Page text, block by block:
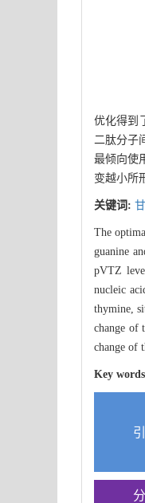
优化得到
二肽分子
最倾向使
变越小所
关键词:
The
guanine
pVTZ
nucleic
thymine,
change of
change of
Key